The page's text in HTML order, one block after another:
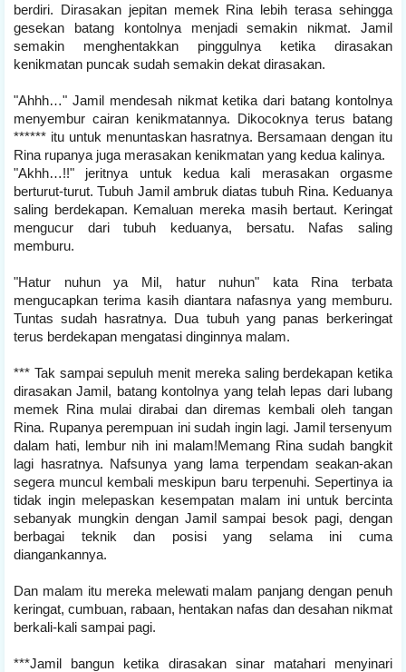
berdiri. Dirasakan jepitan memek Rina lebih terasa sehingga
gesekan batang kontolnya menjadi semakin nikmat. Jamil
semakin menghentakkan pinggulnya ketika dirasakan
kenikmatan puncak sudah semakin dekat dirasakan.
"Ahhh…" Jamil mendesah nikmat ketika dari batang kontolnya
menyembur cairan kenikmatannya. Dikocoknya terus batang
****** itu untuk menuntaskan hasratnya. Bersamaan dengan itu
Rina rupanya juga merasakan kenikmatan yang kedua kalinya.
"Akhh…!!" jeritnya untuk kedua kali merasakan orgasme
berturut-turut. Tubuh Jamil ambruk diatas tubuh Rina. Keduanya
saling berdekapan. Kemaluan mereka masih bertaut. Keringat
mengucur dari tubuh keduanya, bersatu. Nafas saling
memburu.
"Hatur nuhun ya Mil, hatur nuhun" kata Rina terbata
mengucapkan terima kasih diantara nafasnya yang memburu.
Tuntas sudah hasratnya. Dua tubuh yang panas berkeringat
terus berdekapan mengatasi dinginnya malam.
*** Tak sampai sepuluh menit mereka saling berdekapan ketika
dirasakan Jamil, batang kontolnya yang telah lepas dari lubang
memek Rina mulai dirabai dan diremas kembali oleh tangan
Rina. Rupanya perempuan ini sudah ingin lagi. Jamil tersenyum
dalam hati, lembur nih ini malam!Memang Rina sudah bangkit
lagi hasratnya. Nafsunya yang lama terpendam seakan-akan
segera muncul kembali meskipun baru terpenuhi. Sepertinya ia
tidak ingin melepaskan kesempatan malam ini untuk bercinta
sebanyak mungkin dengan Jamil sampai besok pagi, dengan
berbagai teknik dan posisi yang selama ini cuma
diangankannya.
Dan malam itu mereka melewati malam panjang dengan penuh
keringat, cumbuan, rabaan, hentakan nafas dan desahan nikmat
berkali-kali sampai pagi.
***Jamil bangun ketika dirasakan sinar matahari menyinari